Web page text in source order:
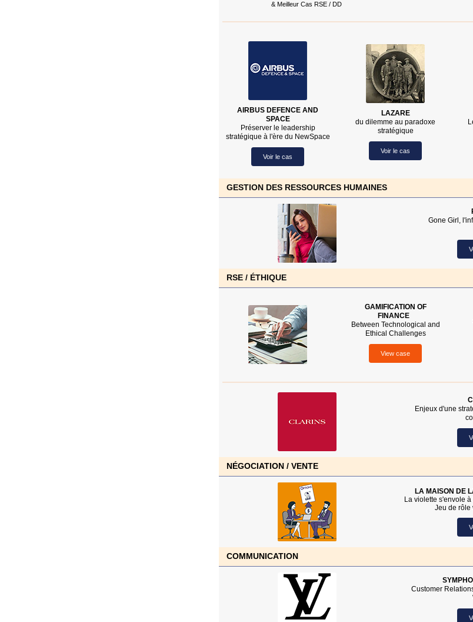
& Meilleur Cas RSE / DD
AIRBUS DEFENCE AND
SPACE
Préserver le leadership
stratégique à l'ère du NewSpace
Voir le cas
LAZARE
du dilemme au paradoxe
stratégique
Voir le cas
GESTION DES RESSOURCES HUMAINES
Gone Girl,
RSE / ÉTHIQUE
GAMIFICATION OF
FINANCE
Between Technological and
Ethical Challenges
View case
Enjeux d'une
NÉGOCIATION / VENTE
LA MAISON DE
La violette s'envole
Jeu de rôle
COMMUNICATION
Customer